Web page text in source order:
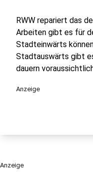
RWW repariert das
Arbeiten gibt es für
Stadteinwärts
Stadtauswärts gibt
dauern
Anzeige
Anzeige